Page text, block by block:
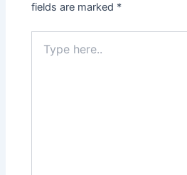
fields are marked *
here..